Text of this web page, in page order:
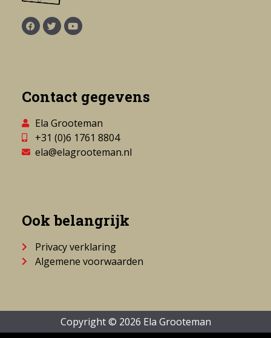
Contact gegevens
Ela Grooteman
+31 (0)6 1761 8804
ela@elagrooteman.nl
Ook belangrijk
Privacy verklaring
Algemene voorwaarden
Copyright © 2026 Ela Grooteman